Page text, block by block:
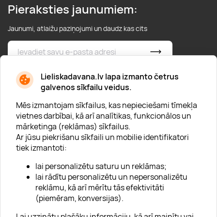
Lieliskadavana.lv lapa izmanto četrus
galvenos sīkfailu veidus.
Mēs izmantojam sīkfailus, kas nepieciešami tīmekļa
vietnes darbībai, kā arī analītikas, funkcionālos un
mārketinga (reklāmas) sīkfailus.
Ar jūsu piekrišanu sīkfaili un mobilie identifikatori
tiek izmantoti:
lai personalizētu saturu un reklāmas;
lai rādītu personalizētu un nepersonalizētu
reklāmu, kā arī mērītu tās efektivitāti
(piemēram, konversijas).
Pieraksties jaunumiem:
Jaunumi, atlaižu paziņojumi un daudz kas cits
* Esmu iepazinies/usies ar privātuma politiku
Par "Lieliska dāvana"
Uzņēmumiem